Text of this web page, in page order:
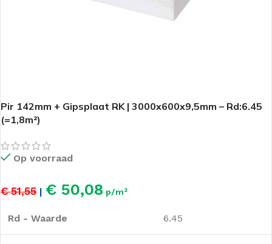
Pir 142mm + Gipsplaat RK | 3000x600x9,5mm – Rd:6.45
(=1,8m²)
Op voorraad
€ 51,55 | € 50,08 p/m²
Rd - Waarde 6.45